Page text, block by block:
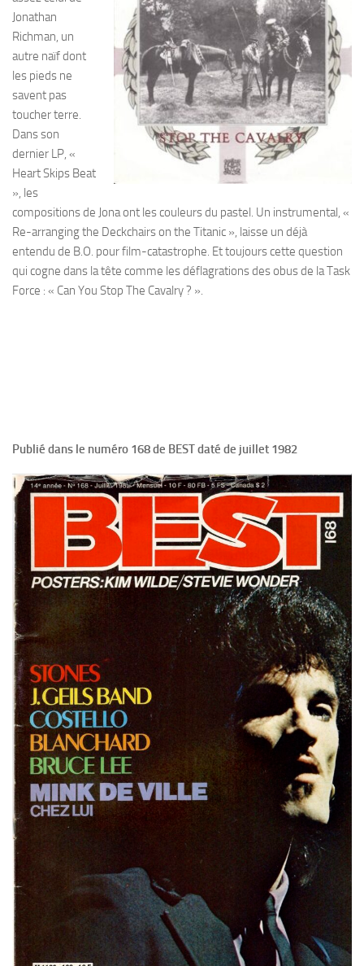
Jonathan
Richman, un
autre naïf dont
les pieds ne
savent pas
toucher terre.
Dans son
dernier LP, «
Heart Skips Beat
», les
compositions de Jona ont les couleurs du pastel. Un instrumental, «
Re-arranging the Deckchairs on the Titanic », laisse un déjà
entendu de B.O. pour film-catastrophe. Et toujours cette question
qui cogne dans la tête comme les déflagrations des obus de la Task
Force : « Can You Stop The Cavalry ? ».
Publié dans le numéro 168 de BEST daté de juillet 1982